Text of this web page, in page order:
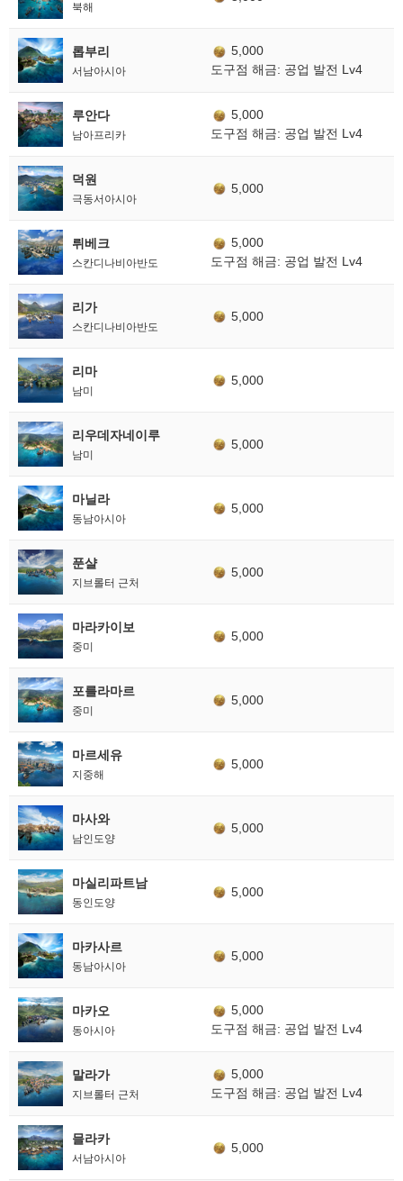
북해
롭부리
서남아시아
5,000
도구점 해금: 공업 발전 Lv4
루안다
남아프리카
5,000
도구점 해금: 공업 발전 Lv4
덕원
극동서아시아
5,000
뤼베크
스칸디나비아반도
5,000
도구점 해금: 공업 발전 Lv4
리가
스칸디나비아반도
5,000
리마
남미
5,000
리우데자네이루
남미
5,000
마닐라
동남아시아
5,000
푼샬
지브롤터 근처
5,000
마라카이보
중미
5,000
포를라마르
중미
5,000
마르세유
지중해
5,000
마사와
남인도양
5,000
마실리파트남
동인도양
5,000
마카사르
동남아시아
5,000
마카오
동아시아
5,000
도구점 해금: 공업 발전 Lv4
말라가
지브롤터 근처
5,000
도구점 해금: 공업 발전 Lv4
믈라카
서남아시아
5,000